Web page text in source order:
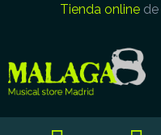
Tienda onlinede